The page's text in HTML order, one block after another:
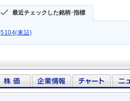
最近チェックした銘柄･指標
5104(東証)